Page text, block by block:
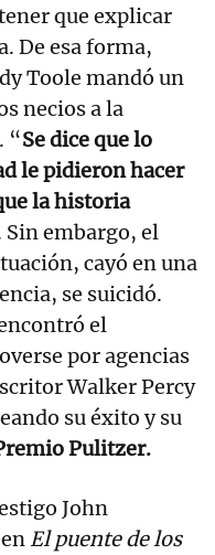
que explicar
De esa forma,
Toole mandó un
necios a la
“Se dice que lo
le pidieron hacer
la historia
Sin embargo, el
cayó en una
se suicidó.
el
por agencias
Walker Percy
su éxito y su
Pulitzer.
John
El puente de los